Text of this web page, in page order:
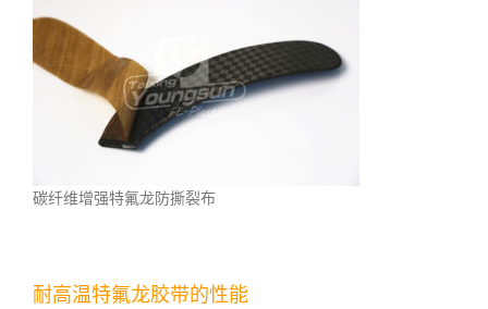
碳纤维增强特氟龙防撕裂布
耐高温特氟龙胶带的性能